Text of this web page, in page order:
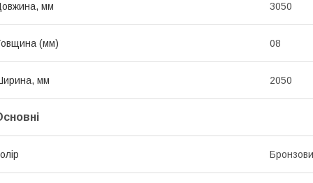
мм 3050
(мм) 08
мм 2050